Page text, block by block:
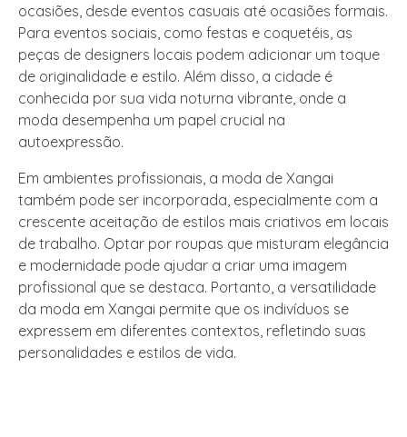
ocasiões, desde eventos casuais até ocasiões formais.
Para eventos sociais, como festas e coquetéis, as
peças de designers locais podem adicionar um toque
de originalidade e estilo. Além disso, a cidade é
conhecida por sua vida noturna vibrante, onde a
moda desempenha um papel crucial na
autoexpressão.
Em ambientes profissionais, a moda de Xangai
também pode ser incorporada, especialmente com a
crescente aceitação de estilos mais criativos em locais
de trabalho. Optar por roupas que misturam elegância
e modernidade pode ajudar a criar uma imagem
profissional que se destaca. Portanto, a versatilidade
da moda em Xangai permite que os indivíduos se
expressem em diferentes contextos, refletindo suas
personalidades e estilos de vida.